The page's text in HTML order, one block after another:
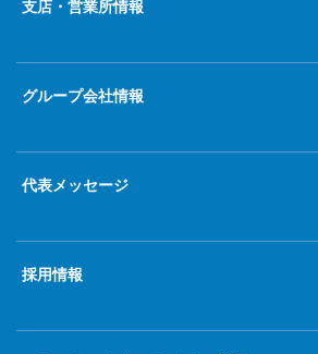
支店・営業所情報
グループ会社情報
代表メッセージ
採用情報